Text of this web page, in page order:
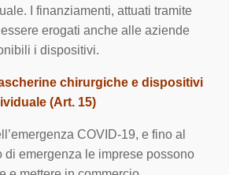
I finanziamenti, attuati tramite
erogati anche alle aziende
i dispositivi.
chirurgiche e dispositivi
(Art. 15)
COVID-19, e fino al
di emergenza le imprese possono